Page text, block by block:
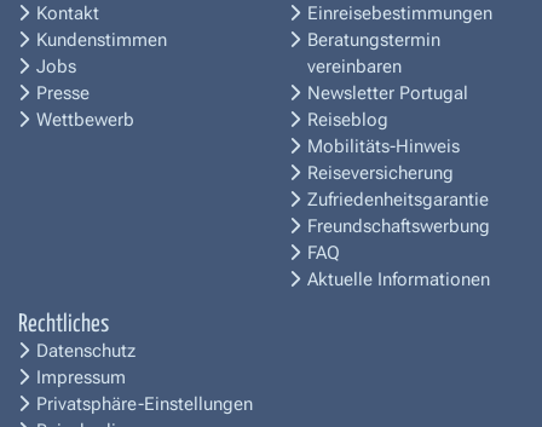
Kontakt
Kundenstimmen
Jobs
Presse
Wettbewerb
Einreisebestimmungen
Beratungstermin
vereinbaren
Newsletter Portugal
Reiseblog
Mobilitäts-Hinweis
Reiseversicherung
Zufriedenheitsgarantie
Freundschaftswerbung
FAQ
Aktuelle Informationen
Rechtliches
Datenschutz
Impressum
Privatsphäre-Einstellungen